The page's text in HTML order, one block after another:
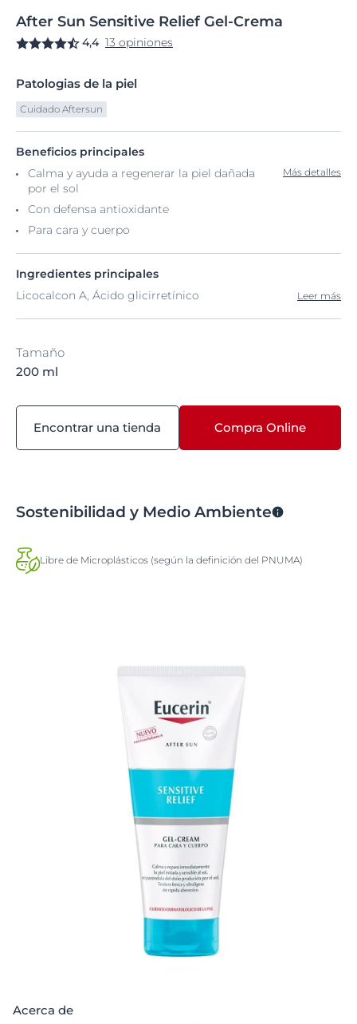
After Sun Sensitive Relief Gel-Crema
4,4 13 opiniones
Patologias de la piel
Cuidado Aftersun
Beneficios principales
Calma y ayuda a regenerar la piel dañada
por el sol
Con defensa antioxidante
Para cara y cuerpo
Más detalles
Ingredientes principales
Licocalcon A, Ácido glicirretínico
Leer más
Tamaño
200 ml
Encontrar una tienda Compra Online
Sostenibilidad y Medio Ambiente
Libre de Microplásticos (según la definición del PNUMA)
Acerca de